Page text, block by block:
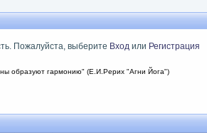
Пожалуйста, выберите Входили Регистрация
образуют гармонию" (Е.И.Рерих "Агни Йога")